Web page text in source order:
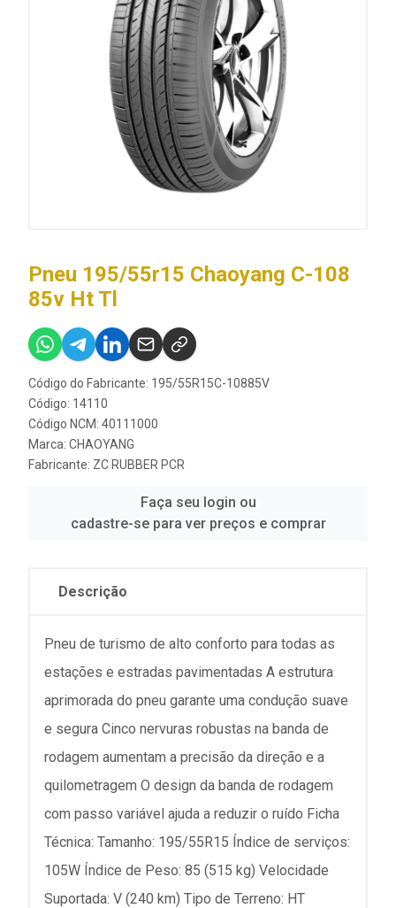
Pneu 195/55r15 Chaoyang C-108
85v Ht Tl
Código do Fabricante: 195/55R15C-10885V
Código: 14110
Código NCM: 40111000
Marca: CHAOYANG
Fabricante: ZC RUBBER PCR
Faça seu login ou
cadastre-se para ver preços e comprar
Descrição
Pneu de turismo de alto conforto para todas as
estações e estradas pavimentadas A estrutura
aprimorada do pneu garante uma condução suave
e segura Cinco nervuras robustas na banda de
rodagem aumentam a precisão da direção e a
quilometragem O design da banda de rodagem
com passo variável ajuda a reduzir o ruído Ficha
Técnica: Tamanho: 195/55R15 Índice de serviços:
105W Índice de Peso: 85 (515 kg) Velocidade
Suportada: V (240 km) Tipo de Terreno: HT